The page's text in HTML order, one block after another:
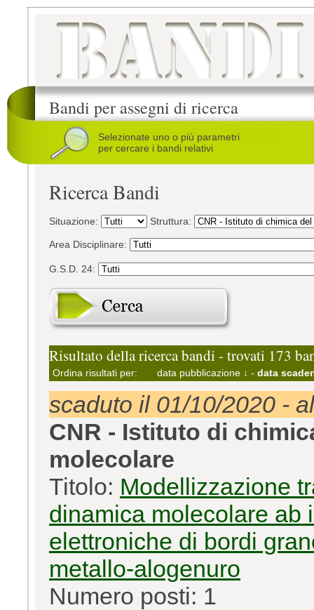
Bandi per assegni di ricerca
Selezionate uno o più parametri
per cercare i bandi relativi
Ricerca Bandi
Situazione: Struttura:
Area Disciplinare:
G.S.D. 24:
Risultato della ricerca bandi - trovati 173
Ordina risultati per: data pubblicazione ↓ - data
scaduto il 01/10/2020 -
CNR - Istituto di
molecolare
Titolo: Modellizzazione
dinamica molecolare ab
elettroniche di bordi
metallo-alogenuro
Numero posti: 1